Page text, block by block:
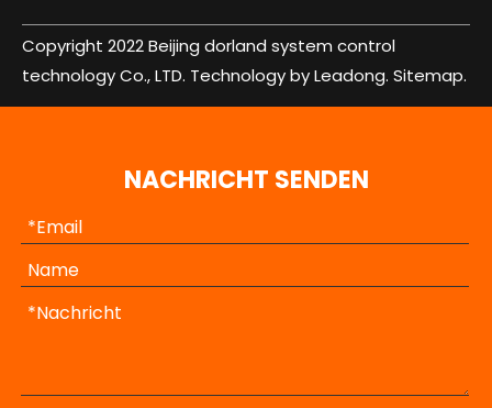
Copyright 2022 Beijing dorland system control
technology Co., LTD. Technology by Leadong. Sitemap.
NACHRICHT SENDEN